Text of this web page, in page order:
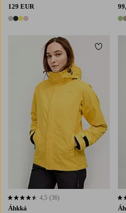
129 EUR
4 kleuren 3
Áhkká
4,5 op basis van 36 beoordelingen
4,5 (36)